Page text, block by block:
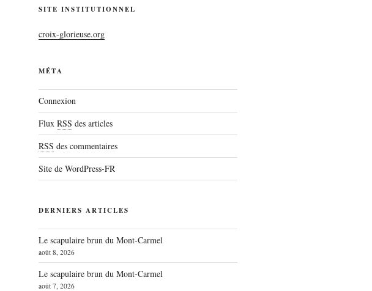
SITE INSTITUTIONNEL
croix-glorieuse.org
MÉTA
Connexion
Flux RSS des articles
RSS des commentaires
Site de WordPress-FR
DERNIERS ARTICLES
Le scapulaire brun du Mont-Carmel
août 8, 2026
Le scapulaire brun du Mont-Carmel
août 7, 2026